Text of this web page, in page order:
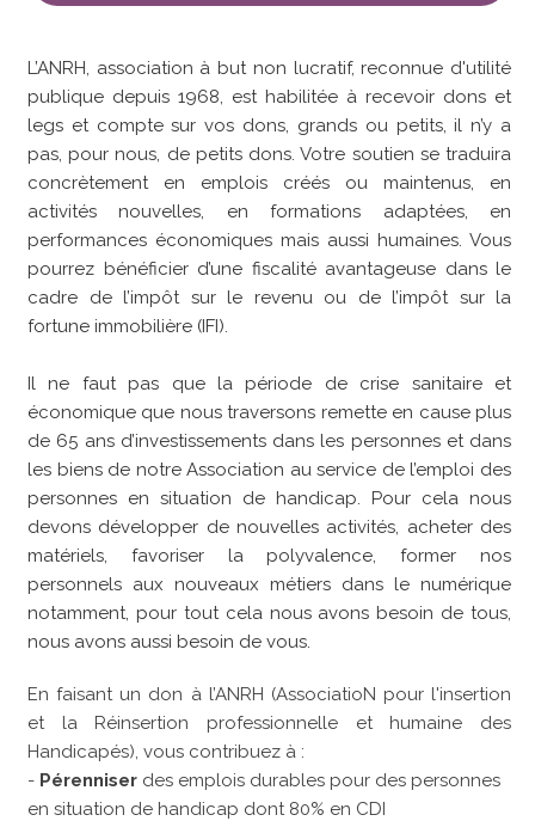
L’ANRH, association à but non lucratif, reconnue d'utilité
publique depuis 1968, est habilitée à recevoir dons et
legs et compte sur vos dons, grands ou petits, il n’y a
pas, pour nous, de petits dons. Votre soutien se traduira
concrètement en emplois créés ou maintenus, en
activités nouvelles, en formations adaptées, en
performances économiques mais aussi humaines. Vous
pourrez bénéficier d’une fiscalité avantageuse dans le
cadre de l’impôt sur le revenu ou de l’impôt sur la
fortune immobilière (IFI).
Il ne faut pas que la période de crise sanitaire et
économique que nous traversons remette en cause plus
de 65 ans d’investissements dans les personnes et dans
les biens de notre Association au service de l’emploi des
personnes en situation de handicap. Pour cela nous
devons développer de nouvelles activités, acheter des
matériels, favoriser la polyvalence, former nos
personnels aux nouveaux métiers dans le numérique
notamment, pour tout cela nous avons besoin de tous,
nous avons aussi besoin de vous.
En faisant un don à l’ANRH (AssociatioN pour l'insertion
et la Réinsertion professionnelle et humaine des
Handicapés), vous contribuez à :
- Pérenniser des emplois durables pour des personnes
en situation de handicap dont 80% en CDI